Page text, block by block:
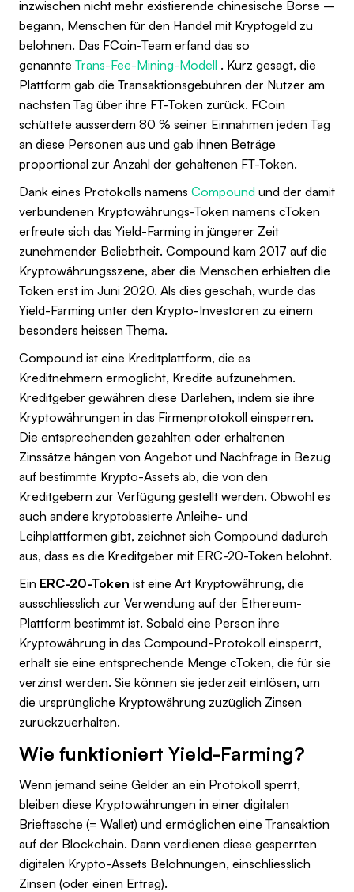
inzwischen nicht mehr existierende chinesische Börse –
begann, Menschen für den Handel mit Kryptogeld zu
belohnen. Das FCoin-Team erfand das so
genannte Trans-Fee-Mining-Modell . Kurz gesagt, die
Plattform gab die Transaktionsgebühren der Nutzer am
nächsten Tag über ihre FT-Token zurück. FCoin
schüttete ausserdem 80 % seiner Einnahmen jeden Tag
an diese Personen aus und gab ihnen Beträge
proportional zur Anzahl der gehaltenen FT-Token.
Dank eines Protokolls namens Compound und der damit
verbundenen Kryptowährungs-Token namens cToken
erfreute sich das Yield-Farming in jüngerer Zeit
zunehmender Beliebtheit. Compound kam 2017 auf die
Kryptowährungsszene, aber die Menschen erhielten die
Token erst im Juni 2020. Als dies geschah, wurde das
Yield-Farming unter den Krypto-Investoren zu einem
besonders heissen Thema.
Compound ist eine Kreditplattform, die es
Kreditnehmern ermöglicht, Kredite aufzunehmen.
Kreditgeber gewähren diese Darlehen, indem sie ihre
Kryptowährungen in das Firmenprotokoll einsperren.
Die entsprechenden gezahlten oder erhaltenen
Zinssätze hängen von Angebot und Nachfrage in Bezug
auf bestimmte Krypto-Assets ab, die von den
Kreditgebern zur Verfügung gestellt werden. Obwohl es
auch andere kryptobasierte Anleihe- und
Leihplattformen gibt, zeichnet sich Compound dadurch
aus, dass es die Kreditgeber mit ERC-20-Token belohnt.
Ein ERC-20-Token ist eine Art Kryptowährung, die
ausschliesslich zur Verwendung auf der Ethereum-
Plattform bestimmt ist. Sobald eine Person ihre
Kryptowährung in das Compound-Protokoll einsperrt,
erhält sie eine entsprechende Menge cToken, die für sie
verzinst werden. Sie können sie jederzeit einlösen, um
die ursprüngliche Kryptowährung zuzüglich Zinsen
zurückzuerhalten.
Wie funktioniert Yield-Farming?
Wenn jemand seine Gelder an ein Protokoll sperrt,
bleiben diese Kryptowährungen in einer digitalen
Brieftasche (= Wallet) und ermöglichen eine Transaktion
auf der Blockchain. Dann verdienen diese gesperrten
digitalen Krypto-Assets Belohnungen, einschliesslich
Zinsen (oder einen Ertrag).